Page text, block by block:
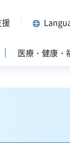
医療・健康・